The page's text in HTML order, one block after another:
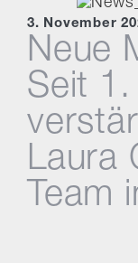
3. November
Neue
Seit
Laura
Team